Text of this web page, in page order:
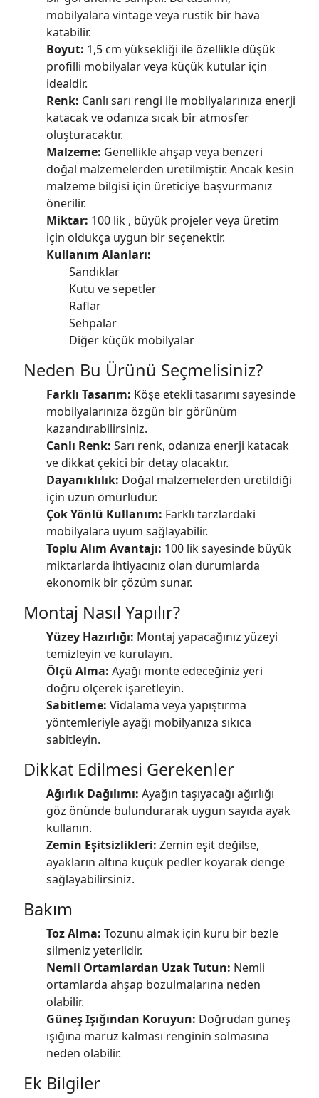
mobilyalara vintage veya rustik bir hava
katabilir.
Boyut: 1,5 cm yüksekliği ile özellikle düşük
profilli mobilyalar veya küçük kutular için
idealdir.
Renk: Canlı sarı rengi ile mobilyalarınıza enerji
katacak ve odanıza sıcak bir atmosfer
oluşturacaktır.
Malzeme: Genellikle ahşap veya benzeri
doğal malzemelerden üretilmiştir. Ancak kesin
malzeme bilgisi için üreticiye başvurmanız
önerilir.
Miktar: 100 lik , büyük projeler veya üretim
için oldukça uygun bir seçenektir.
Kullanım Alanları:
Sandıklar
Kutu ve sepetler
Raflar
Sehpalar
Diğer küçük mobilyalar
Neden Bu Ürünü Seçmelisiniz?
Farklı Tasarım: Köşe etekli tasarımı sayesinde
mobilyalarınıza özgün bir görünüm
kazandırabilirsiniz.
Canlı Renk: Sarı renk, odanıza enerji katacak
ve dikkat çekici bir detay olacaktır.
Dayanıklılık: Doğal malzemelerden üretildiği
için uzun ömürlüdür.
Çok Yönlü Kullanım: Farklı tarzlardaki
mobilyalara uyum sağlayabilir.
Toplu Alım Avantajı: 100 lik sayesinde büyük
miktarlarda ihtiyacınız olan durumlarda
ekonomik bir çözüm sunar.
Montaj Nasıl Yapılır?
Yüzey Hazırlığı: Montaj yapacağınız yüzeyi
temizleyin ve kurulayın.
Ölçü Alma: Ayağı monte edeceğiniz yeri
doğru ölçerek işaretleyin.
Sabitleme: Vidalama veya yapıştırma
yöntemleriyle ayağı mobilyanıza sıkıca
sabitleyin.
Dikkat Edilmesi Gerekenler
Ağırlık Dağılımı: Ayağın taşıyacağı ağırlığı
göz önünde bulundurarak uygun sayıda ayak
kullanın.
Zemin Eşitsizlikleri: Zemin eşit değilse,
ayakların altına küçük pedler koyarak denge
sağlayabilirsiniz.
Bakım
Toz Alma: Tozunu almak için kuru bir bezle
silmeniz yeterlidir.
Nemli Ortamlardan Uzak Tutun: Nemli
ortamlarda ahşap bozulmalarına neden
olabilir.
Güneş Işığından Koruyun: Doğrudan güneş
ışığına maruz kalması renginin solmasına
neden olabilir.
Ek Bilgiler